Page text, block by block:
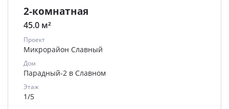
2-комнатная
45.0 м²
Проект
Микрорайон Славный
Дом
Парадный-2 в Славном
Этаж
1/5